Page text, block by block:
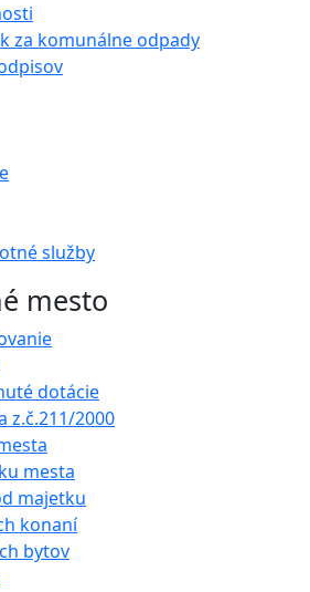
za komunálne odpady
služby
mesto
dotácie
z.č.211/2000
mesta
majetku
konaní
bytov